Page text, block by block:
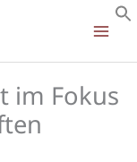
im Fokus